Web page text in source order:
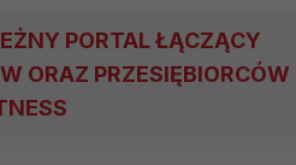
PORTAL ŁĄCZĄCY
ORAZ PRZESIĘBIORCÓW